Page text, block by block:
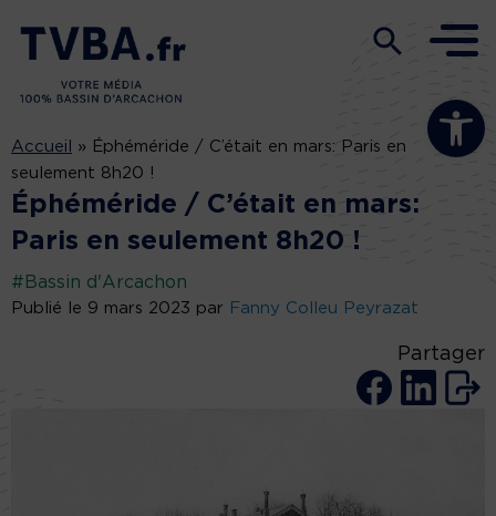
Ouvrir la
Accueil » Éphéméride / C’était en mars: Paris en
seulement 8h20 !
Éphéméride / C’était en mars:
Paris en seulement 8h20 !
#Bassin d'Arcachon
Publié le 9 mars 2023 par Fanny Colleu Peyrazat
Partager